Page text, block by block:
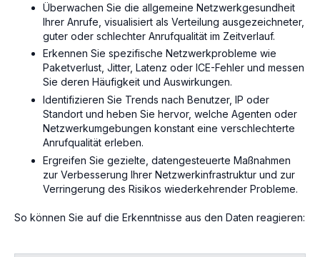
Überwachen Sie die allgemeine Netzwerkgesundheit
Ihrer Anrufe, visualisiert als Verteilung ausgezeichneter,
guter oder schlechter Anrufqualität im Zeitverlauf.
Erkennen Sie spezifische Netzwerkprobleme wie
Paketverlust, Jitter, Latenz oder ICE-Fehler und messen
Sie deren Häufigkeit und Auswirkungen.
Identifizieren Sie Trends nach Benutzer, IP oder
Standort und heben Sie hervor, welche Agenten oder
Netzwerkumgebungen konstant eine verschlechterte
Anrufqualität erleben.
Ergreifen Sie gezielte, datengesteuerte Maßnahmen
zur Verbesserung Ihrer Netzwerkinfrastruktur und zur
Verringerung des Risikos wiederkehrender Probleme.
So können Sie auf die Erkenntnisse aus den Daten reagieren: